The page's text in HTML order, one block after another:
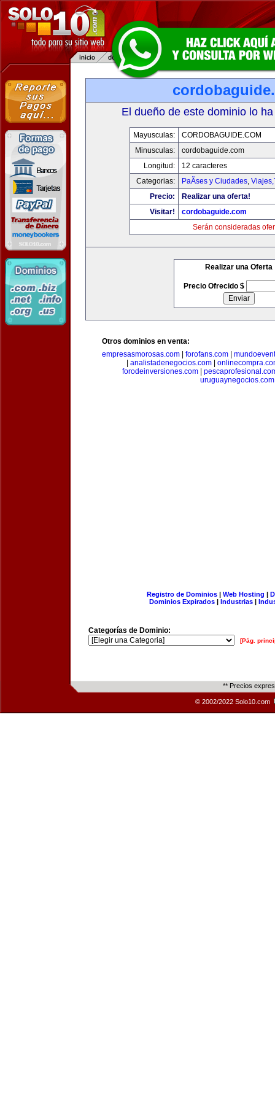
El dueño de este dominio lo
Mayusculas:
CORDOBAGUIDE.COM
Minusculas:
cordobaguide.com
Longitud:
12 caracteres
Categorias:
PaÃ­ses y Ciudades,
Precio:
Realizar una oferta!
Visitar!
cordobaguide.com
Serán consideradas
Realizar una Oferta
Precio Ofrecido $
Otros dominios en venta:
empresasmorosas.com
forofans.com
analistadenegocios.com
forodeinversiones.com
uruguaynegocios.com
Registro de Dominios| Web Hosting |
Dominios Expirados | Industrias |
Categorías de Dominio:
[Pág.
** Precios
© 2002/2022 Solo10.com